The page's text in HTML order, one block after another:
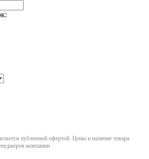
публичной офертой. Цены и наличие товара
компании